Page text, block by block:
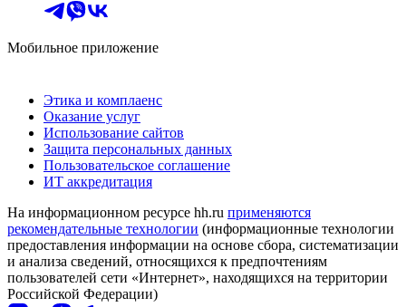
Мобильное приложение
Этика и комплаенс
Оказание услуг
Использование сайтов
Защита персональных данных
Пользовательское соглашение
ИТ аккредитация
На информационном ресурсе hh.ru применяются
рекомендательные технологии (информационные технологии
предоставления информации на основе сбора, систематизации
и анализа сведений, относящихся к предпочтениям
пользователей сети «Интернет», находящихся на территории
Российской Федерации)